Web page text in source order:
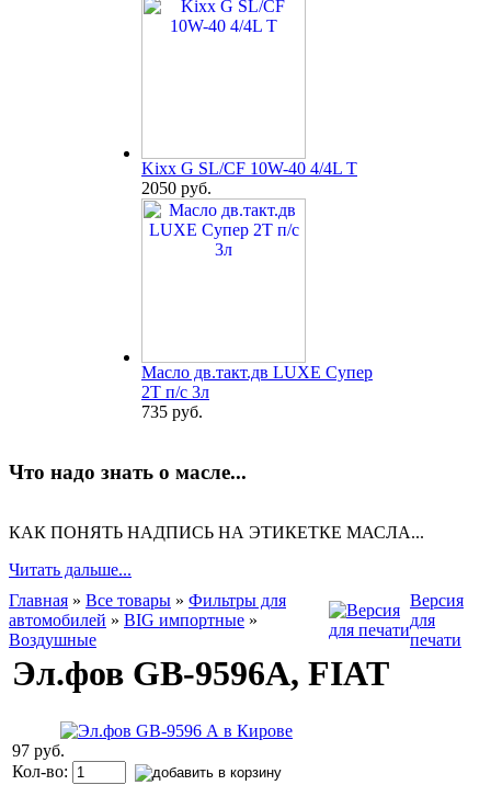
Kixx G SL/CF 10W-40 4/4L T
2050 руб.
Масло дв.такт.дв LUXE Супер
2Т п/с 3л
735 руб.
Что надо знать о масле...
КАК ПОНЯТЬ НАДПИСЬ НА ЭТИКЕТКЕ МАСЛА...
Читать дальше...
Главная » Все товары » Фильтры для
автомобилей » BIG импортные »
Воздушные
Версия
для
печати
Эл.фов GB-9596А, FIAT
97 руб.
Кол-во: